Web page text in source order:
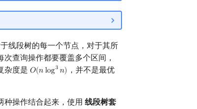
线段树的每一个节点，对于其所
次查询操作都要覆盖多个区间，
杂度是 𝑂(𝑛log3 𝑛)
O(nlog3n)
，并不是最优
种操作结合起来，使用 线段树套